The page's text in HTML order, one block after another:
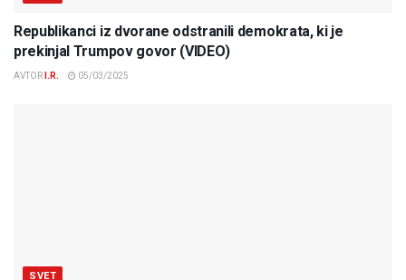
Republikanci iz dvorane odstranili demokrata, ki je
prekinjal Trumpov govor (VIDEO)
AVTOR I.R. 05/03/2025
SVET